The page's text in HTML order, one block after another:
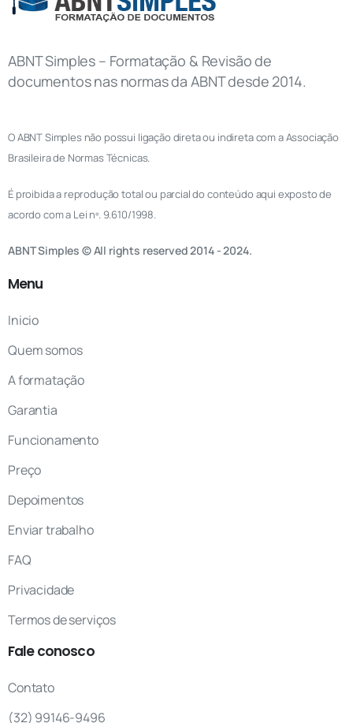
ABNT Simples – Formatação & Revisão de
documentos nas normas da ABNT desde 2014.
O ABNT Simples não possui ligação direta ou indireta com a Associação
Brasileira de Normas Técnicas.
É proibida a reprodução total ou parcial do conteúdo aqui exposto de
acordo com a Lei nº. 9.610/1998.
ABNT Simples © All rights reserved 2014 - 2024.
Menu
Inicio
Quem somos
A formatação
Garantia
Funcionamento
Preço
Depoimentos
Enviar trabalho
FAQ
Privacidade
Termos de serviços
Faleconosco
Contato
(32) 99146-9496